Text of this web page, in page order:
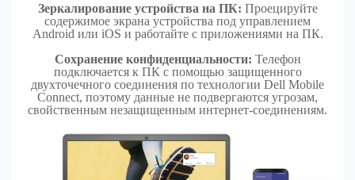
Зеркалирование устройства на ПК: Проецируйте
содержимое экрана устройства под управлением
Android или iOS и работайте с приложениями на ПК.
Сохранение конфиденциальности: Телефон
подключается к ПК с помощью защищенного
двухточечного соединения по технологии Dell Mobile
Connect, поэтому данные не подвергаются угрозам,
свойственным незащищенным интернет-соединениям.